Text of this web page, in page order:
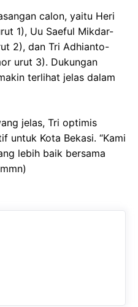
calon, yaitu Heri
1), Uu Saeful Mikdar-
2), dan Tri Adhianto-
urut 3). Dukungan
terlihat jelas dalam
jelas, Tri optimis
untuk Kota Bekasi. “Kami
lebih baik bersama